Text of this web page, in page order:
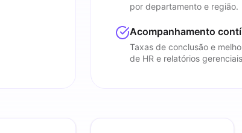
por departamento e região.
Acompanhamento
Taxas de conclusão e
de HR e relatórios